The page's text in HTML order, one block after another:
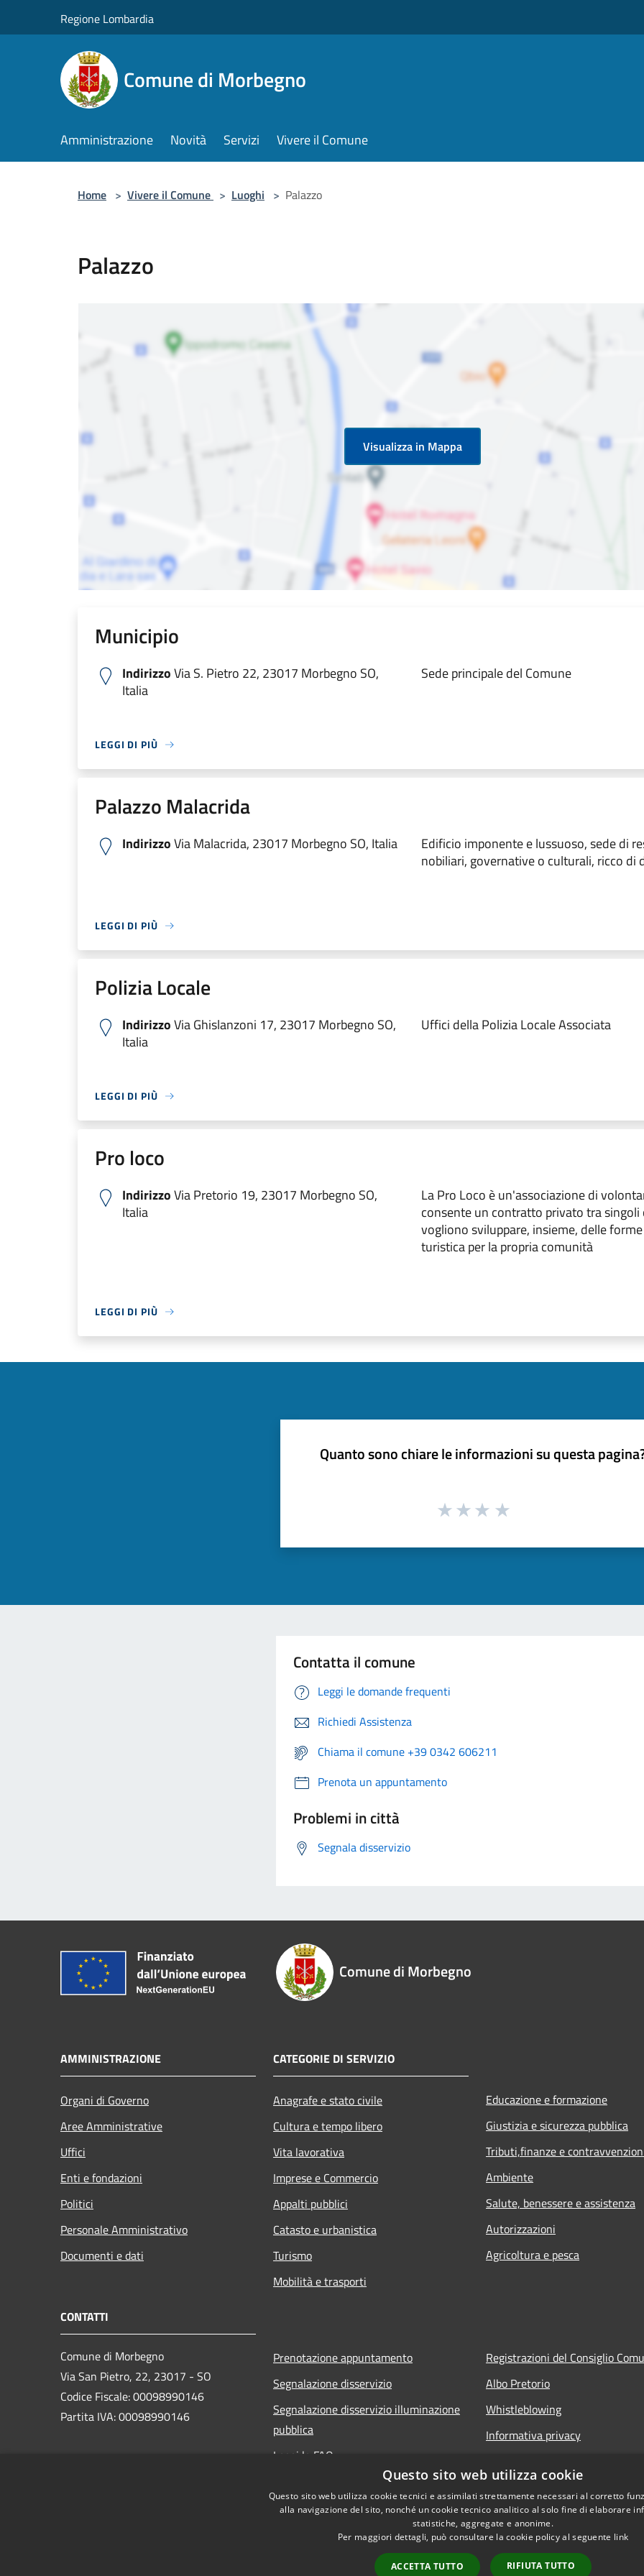
Regione Lombardia
Comune di Morbegno
Amministrazione Novità Servizi Vivere il Comune
Home > Vivere il Comune > Luoghi > Palazzo
Palazzo
Visualizza in Mappa
Municipio
IndirizzoVia S. Pietro 22, 23017 Morbegno SO,
Italia
Sede principale del Comune
LEGGI DI PIÙ
Palazzo Malacrida
IndirizzoVia Malacrida, 23017 Morbegno SO, Italia
Edificio imponente e lussuoso, sede di
nobiliari, governative o culturali, ricco di
LEGGI DI PIÙ
Polizia Locale
IndirizzoVia Ghislanzoni 17, 23017 Morbegno SO,
Italia
Uffici della Polizia Locale Associata
LEGGI DI PIÙ
Pro loco
IndirizzoVia Pretorio 19, 23017 Morbegno SO,
Italia
La Pro Loco è un'associazione di
consente un contratto privato tra
vogliono sviluppare, insieme, delle
turistica per la propria comunità
LEGGI DI PIÙ
Quanto sono chiare le informazioni su questa
Contatta il comune
Leggi le domande frequenti
Richiedi Assistenza
Chiama il comune +39 0342 606211
Prenota un appuntamento
Problemi in città
Segnala disservizio
Comune di Morbegno
AMMINISTRAZIONE
Organi di Governo
Aree Amministrative
Uffici
Enti e fondazioni
Politici
Personale Amministrativo
Documenti e dati
CATEGORIE DI SERVIZIO
Anagrafe e stato civile
Cultura e tempo libero
Vita lavorativa
Imprese e Commercio
Appalti pubblici
Catasto e urbanistica
Turismo
Mobilità e trasporti
Educazione e formazione
Giustizia e sicurezza pubblica
Tributi,finanze e
Ambiente
Salute, benessere e assistenza
Autorizzazioni
Agricoltura e pesca
CONTATTI
Comune di Morbegno
Via San Pietro, 22, 23017 - SO
Codice Fiscale: 00098990146
Partita IVA: 00098990146
Prenotazione appuntamento
Segnalazione disservizio
Segnalazione disservizio illuminazione
pubblica
Leggi le FAQ
Registrazioni del Consiglio
Albo Pretorio
Whistleblowing
Informativa privacy
Questo sito web utilizza cookie
Questo sito web utilizza cookie tecnici e assimilati strettamente necessari al corretto
alla navigazione del sito, nonché un cookie tecnico analitico al solo fine di elaborare
statistiche, aggregate e anonime.
Per maggiori dettagli, può consultare la cookie policy al seguente link
ACCETTA TUTTO RIFIUTA TUTTO